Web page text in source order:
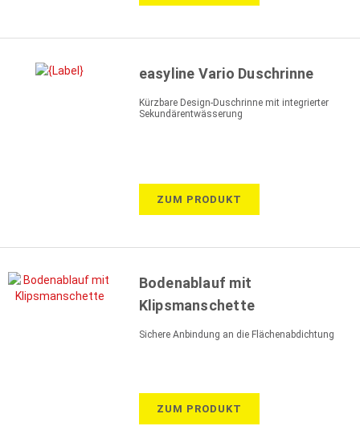
easyline Vario Duschrinne
Kürzbare Design-Duschrinne mit integrierter
Sekundärentwässerung
ZUM PRODUKT
Bodenablauf mit
Klipsmanschette
Sichere Anbindung an die Flächenabdichtung
ZUM PRODUKT